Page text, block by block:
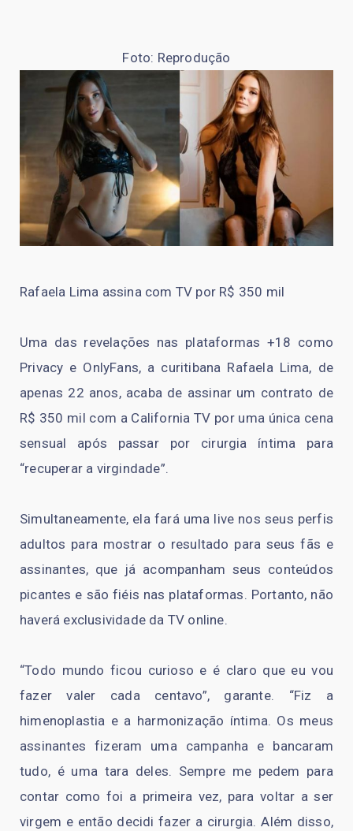
Foto: Reprodução
Rafaela Lima assina com TV por R$ 350 mil
Uma das revelações nas plataformas +18 como
Privacy e OnlyFans, a curitibana Rafaela Lima, de
apenas 22 anos, acaba de assinar um contrato de
R$ 350 mil com a California TV por uma única cena
sensual após passar por cirurgia íntima para
“recuperar a virgindade”.
Simultaneamente, ela fará uma live nos seus perfis
adultos para mostrar o resultado para seus fãs e
assinantes, que já acompanham seus conteúdos
picantes e são fiéis nas plataformas. Portanto, não
haverá exclusividade da TV online.
“Todo mundo ficou curioso e é claro que eu vou
fazer valer cada centavo”, garante. “Fiz a
himenoplastia e a harmonização íntima. Os meus
assinantes fizeram uma campanha e bancaram
tudo, é uma tara deles. Sempre me pedem para
contar como foi a primeira vez, para voltar a ser
virgem e então decidi fazer a cirurgia. Além disso,